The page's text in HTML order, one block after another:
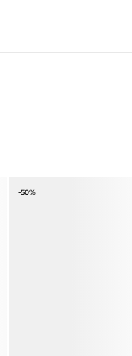
-50%